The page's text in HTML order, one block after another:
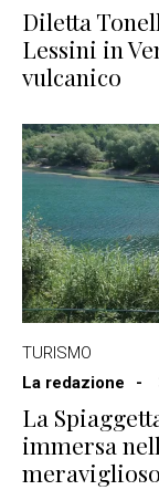
Diletta
Lessini in
vulcanico
TURISMO
La redazione
La
immersa
meraviglioso